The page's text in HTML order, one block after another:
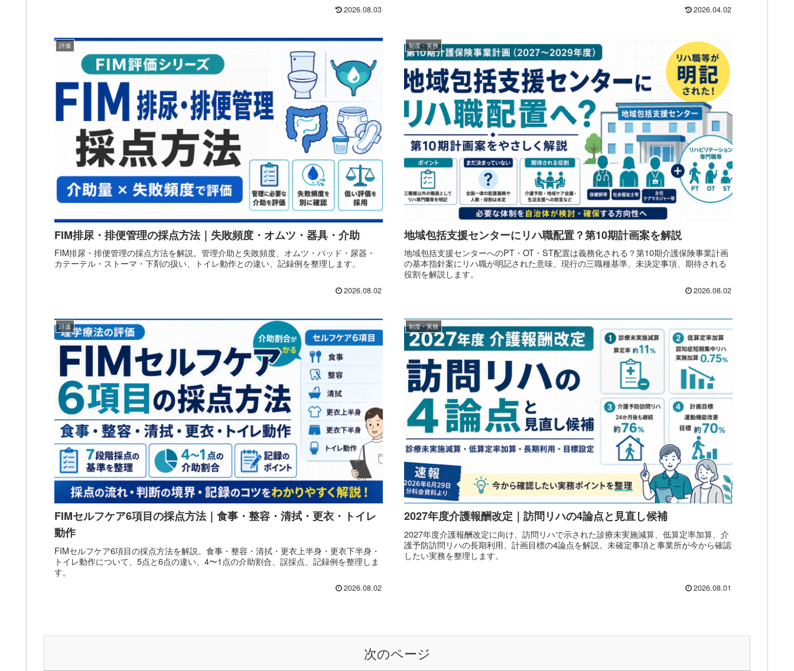
2026.08.03 2026.04.02
評価
FIM排尿・排便管理の採点方法｜失敗頻度・オムツ・器具・介助
FIM排尿・排便管理の採点方法を解説。管理介助と失敗頻度、オムツ・パッド・尿器・
カテーテル・ストーマ・下剤の扱い、トイレ動作との違い、記録例を整理します。
2026.08.02
制度・実務
地域包括支援センターにリハ職配置？第10期計画案を解説
地域包括支援センターへのPT・OT・ST配置は義務化される？第10期介護保険事業計画
の基本指針案にリハ職が明記された意味、現行の三職種基準、未決定事項、期待される
役割を解説します。
2026.08.02
評価
FIMセルフケア6項目の採点方法｜食事・整容・清拭・更衣・トイレ
動作
FIMセルフケア6項目の採点方法を解説。食事・整容・清拭・更衣上半身・更衣下半身・
トイレ動作について、5点と6点の違い、4〜1点の介助割合、誤採点、記録例を整理しま
す。
2026.08.02
制度・実務
2027年度介護報酬改定｜訪問リハの4論点と見直し候補
2027年度介護報酬改定に向け、訪問リハで示された診療未実施減算、低算定率加算、介
護予防訪問リハの長期利用、計画目標の4論点を解説。未確定事項と事業所が今から確認
したい実務を整理します。
2026.08.01
次のページ